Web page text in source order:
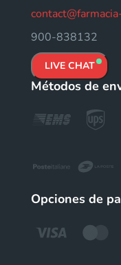
900-838132
LIVE CHAT
Métodos de
Opciones de